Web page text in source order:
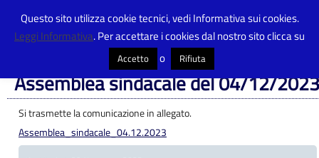
Centro Provinciale Istruzione Adulti>Articoli>Albo pretorio>Assemblea
Assemblea sindacale del 04/12/2023
Si trasmette la comunicazione in allegato.
Assemblea_sindacale_04.12.2023
Questo sito utilizza cookie tecnici, vedi Informativa sui cookies.
Leggi Informativa. Per accettare i cookies dal nostro sito clicca su
Accetto o Rifiuta